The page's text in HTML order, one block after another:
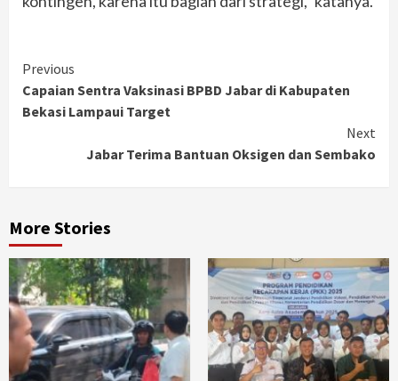
Continue
Reading
Previous
Capaian Sentra Vaksinasi BPBD Jabar di Kabupaten
Bekasi Lampaui Target
Next
Jabar Terima Bantuan Oksigen dan Sembako
More Stories